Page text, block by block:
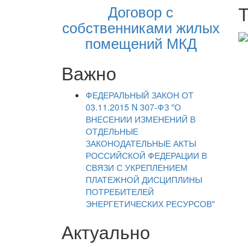
Договор с
собственниками жилых
помещений МКД
Важно
ФЕДЕРАЛЬНЫЙ ЗАКОН ОТ
03.11.2015 N 307-ФЗ "О
ВНЕСЕНИИ ИЗМЕНЕНИЙ В
ОТДЕЛЬНЫЕ
ЗАКОНОДАТЕЛЬНЫЕ АКТЫ
РОССИЙСКОЙ ФЕДЕРАЦИИ В
СВЯЗИ С УКРЕПЛЕНИЕМ
ПЛАТЕЖНОЙ ДИСЦИПЛИНЫ
ПОТРЕБИТЕЛЕЙ
ЭНЕРГЕТИЧЕСКИХ РЕСУРСОВ"
Актуально